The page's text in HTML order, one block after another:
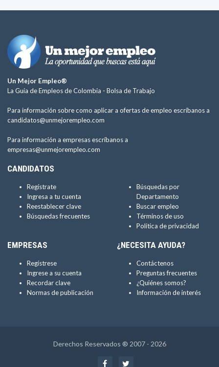
Un Mejor Empleo®
La Guía de Empleos de Colombia - Bolsa de Trabajo
Para información sobre como aplicar a ofertas de empleo escríbanos a
candidatos@unmejorempleo.com
Para información a empresas escríbanos a
empresas@unmejorempleo.com
CANDIDATOS
Regístrate
Ingresa a tu cuenta
Reestablecer clave
Búsquedas frecuentes
Búsquedas por
Departamento
Buscar empleo
Términos de uso
Política de privacidad
EMPRESAS
Regístrese
Ingrese a su cuenta
Recordar clave
Normas de publicación
¿NECESITA AYUDA?
Contáctenos
Preguntas frecuentes
¿Quiénes somos?
Información de interés
Derechos Reservados ® 2007 - 2026
Facebook